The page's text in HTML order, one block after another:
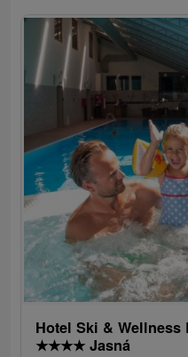
Hotel Ski & Wellness
★★★★ Jasná